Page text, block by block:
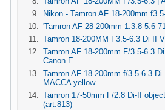
Nikon - Tamron AF 18-200mm
'Tamron AF 28-200mm 1:3.8-5.6
Tamron 18-200MM F3.5-6.3 Di II
Tamron AF 18-200mm F/3.5-6.3
Canon E...
Tamron AF 18-200mm f/3.5-6.3
MACCA yellow
Tamron 17-50mm F/2.8 Di-II
(art.813)